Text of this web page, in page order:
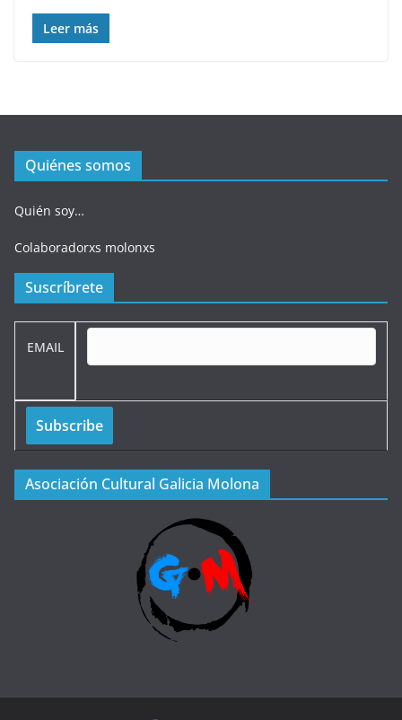
Leer más
Quiénes somos
Quién soy…
Colaboradorxs molonxs
Suscríbrete
EMAIL
Asociación Cultural Galicia Molona